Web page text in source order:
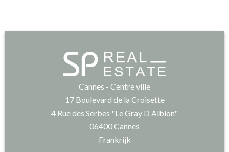
Cannes - Centre ville
17 Boulevard de la Croisette
4 Rue des Serbes "Le Gray D Albion"
06400Cannes
Frankrijk